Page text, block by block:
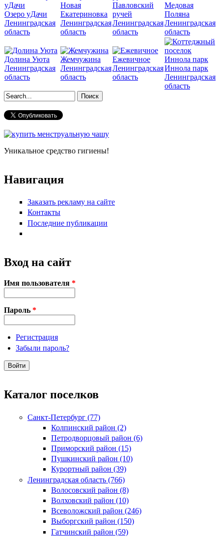
Озеро уДачи
Ленинградская
область
Новая
Екатериновка
Ленинградская
область
Павловский
ручей
Ленинградская
область
Медовая
Поляна
Ленинградская
область
Долина Уюта
Ленинградская
область
Жемчужина
Ленинградская
область
Ежевичное
Ленинградская
область
Иннола парк
Ленинградская
область
Форма поиска
Уникальное средство гигиены!
Навигация
Заказать рекламу на сайте
Контакты
Последние публикации
Вход на сайт
Имя пользователя *
Пароль *
Регистрация
Забыли пароль?
Каталог поселков
Санкт-Петербург (77)
Колпинский район (2)
Петродворцовый район (6)
Приморский район (15)
Пушкинский район (10)
Курортный район (39)
Ленинградская область (766)
Волосовский район (8)
Волховский район (10)
Всеволожский район (246)
Выборгский район (150)
Гатчинский район (59)